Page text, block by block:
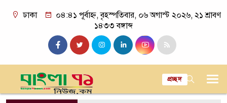
ঢাকা
০৪:৪১ পূর্বাহ্ন, বৃহস্পতিবার, ০৬ অগাস্ট ২০২৬, ২১ শ্রাবণ
১৪৩৩ বঙ্গাব্দ
প্রচ্ছদ